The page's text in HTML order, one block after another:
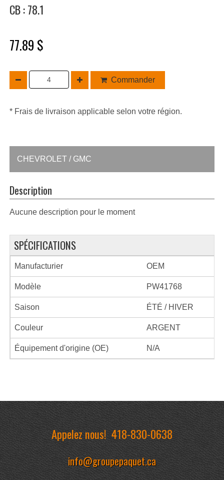
CB : 78.1
77.89 $
Commander
* Frais de livraison applicable selon votre région.
CHEVROLET / GMC
Description
Aucune description pour le moment
SPÉCIFICATIONS
Manufacturier OEM
Modèle PW41768
Saison ÉTÉ / HIVER
Couleur ARGENT
Équipement d'origine (OE) N/A
Appelez nous!418-830-0638
info@groupepaquet.ca